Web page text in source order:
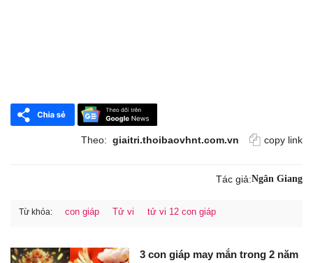
Theo: giaitri.thoibaovhnt.com.vn copy link
Tác giả:Ngân Giang
Từ khóa: con giáp Tử vi tử vi 12 con giáp
3 con giáp may mắn trong 2 năm